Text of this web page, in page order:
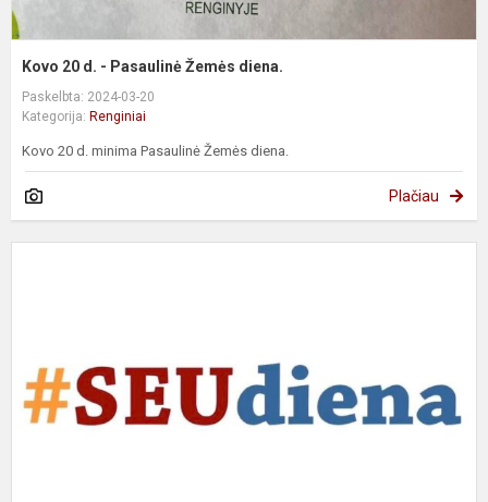
Kovo 20 d. - Pasaulinė Žemės diena.
Paskelbta: 2024-03-20
Kategorija: Renginiai
Kovo 20 d. minima Pasaulinė Žemės diena.
Plačiau